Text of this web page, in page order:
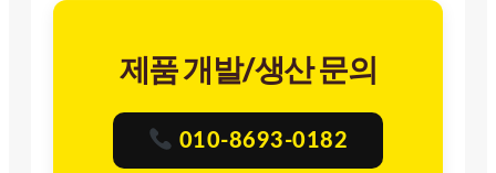
제품 개발/생산 문의
010-8693-0182